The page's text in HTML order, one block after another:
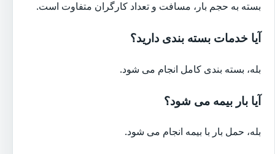
بسته به حجم بار، مسافت و تعداد کارگران متفاوت است.
آیا خدمات بسته بندی دارید؟
بله، بسته بندی کامل انجام می شود.
آیا بار بیمه می شود؟
بله، حمل بار با بیمه انجام می شود.